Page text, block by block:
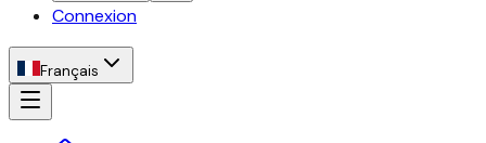
Connexion
Français